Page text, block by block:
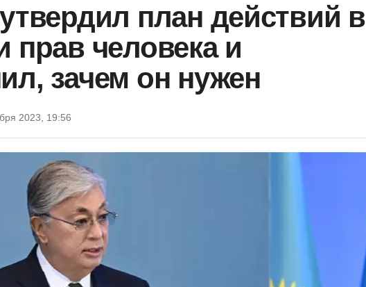
план действий в
прав человека и
зачем он нужен
2023, 19:56